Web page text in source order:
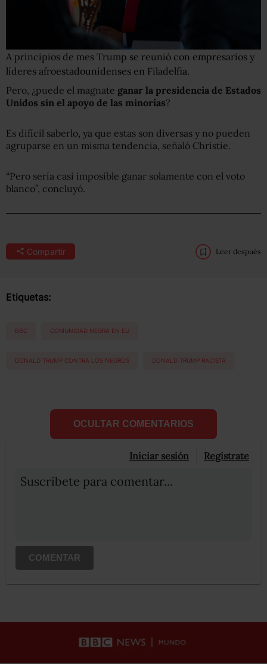
A principios de mes Trump se reunió con empresarios y
líderes afroestadounidenses en Filadelfia.
Pero, ¿puede el magnate ganar la presidencia de Estados
Unidos sin el apoyo de las minorías?
Es difícil saberlo, ya que estas son diversas y no pueden
agruparse en un misma tendencia, señaló Christie.
“Pero sería casi imposible ganar solamente con el voto
blanco”, concluyó.
Compartir Leer después
Etiquetas:
BBC COMUNIDAD NEGRA EN EU
DONALD TRUMP CONTRA LOS NEGROS DONALD TRUMP RACISTA
OCULTAR COMENTARIOS
Iniciar sesión Registrate
Suscribete para comentar...
COMENTAR